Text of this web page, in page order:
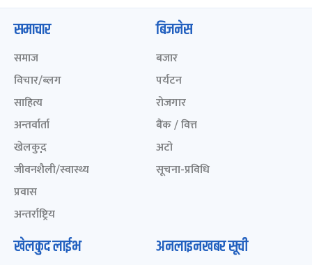
समाचार
समाज
विचार/ब्लग
साहित्य
अन्तर्वार्ता
खेलकुद़़
जीवनशैली/स्वास्थ्य
प्रवास
अन्तर्राष्ट्रिय
बिजनेस
बजार
पर्यटन
रोजगार
बैंक / वित्त
अटो
सूचना-प्रविधि
खेलकुद लाईभ अनलाइनखबर सूची